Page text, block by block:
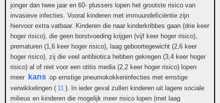
jonger dan twee jaar en 60- plussers lopen het grootste risico van
invasieve infecties. Vooral kinderen met immuundeficiëntie zijn
hiervoor extra vatbaar. Kinderen die naar kinderkribbes gaan (drie keer
hoger risico), die geen borstvoeding krijgen (vijf keer hoger risico),
prematuren (1,6 keer hoger risico), laag geboortegewicht (2,6 keer
hoger risico), zij die veel antibiotica hebben gekregen (3,4 keer hoger
risico) al of niet voor een otitis media (2,2 keer hoger risico) lopen
meer
kans op ernstige pneumokokkeninfecties met ernstige
verwikkelingen ( 11 ). In ieder geval zullen kinderen uit lagere sociale
milieus en kinderen die mogelijk meer risico lopen (met laag